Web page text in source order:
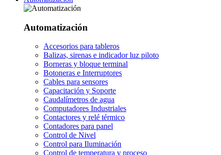
Automatización
Accesorios para tableros
Balizas, sirenas e indicador luz piloto
Borneras y bloque terminal
Botoneras e Interruptores
Cables para sensores
Capacitación y Soporte
Caudalímetros de agua
Computadores Industriales
Contactores y relé térmico
Contadores para panel
Control de Nivel
Control para Iluminación
Control de temperatura y proceso